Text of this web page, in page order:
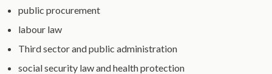
public procurement
labour law
Third sector and public administration
social security law and health protection